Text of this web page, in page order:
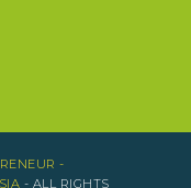
-
- ALL RIGHTS